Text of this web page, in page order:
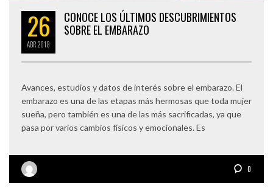
26
ABR2018
CONOCE LOS ÚLTIMOS DESCUBRIMIENTOS
SOBRE EL EMBARAZO
Avances, estudios y datos de interés sobre el embarazo. El
embarazo es una de las etapas más hermosas que toda mujer
sueña, pero también es una de las más sacrificadas, ya que
pasa por varios cambios físicos y emocionales. Es
0